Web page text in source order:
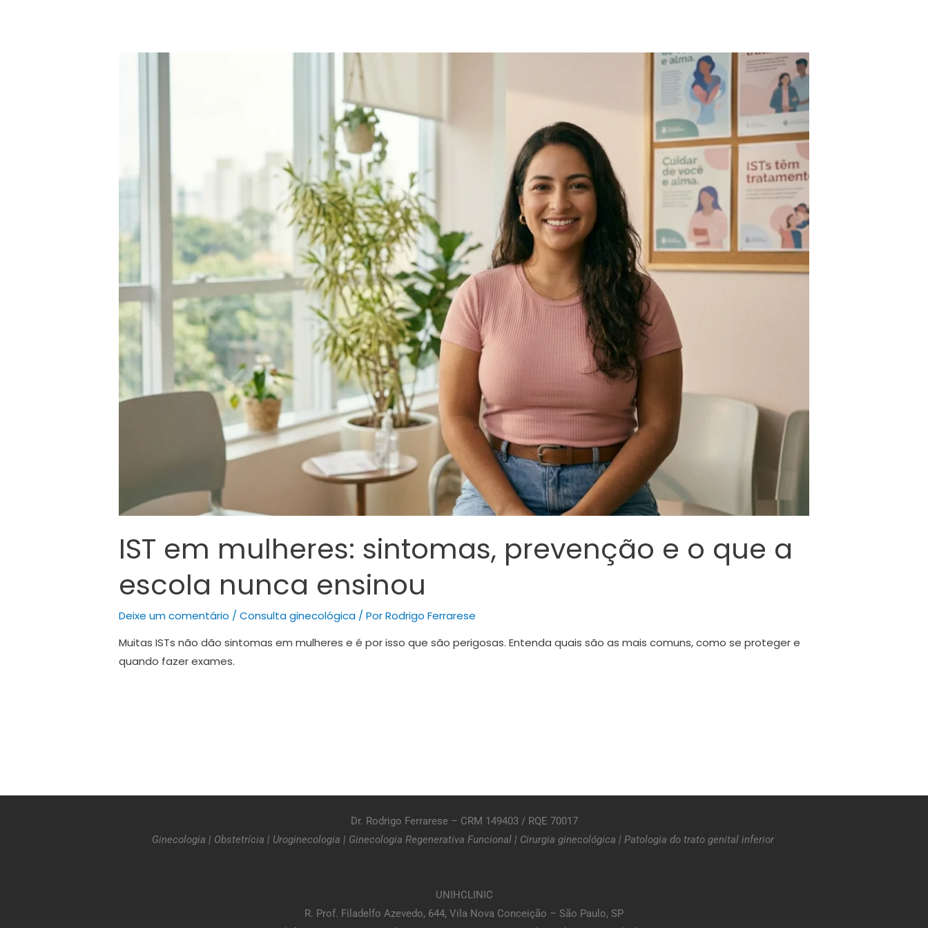
IST em mulheres: sintomas, prevenção e o que a
escola nunca ensinou
Deixe um comentário /Consulta ginecológica / PorRodrigo Ferrarese
Muitas ISTs não dão sintomas em mulheres e é por isso que são perigosas. Entenda quais são as mais comuns, como se proteger e
quando fazer exames.
Dr. Rodrigo Ferrarese – CRM 149403 / RQE 70017
Ginecologia | Obstetrícia | Uroginecologia | Ginecologia Regenerativa Funcional| Cirurgia ginecológica | Patologia do trato genital inferior
UNIHCLINIC
R. Prof. Filadelfo Azevedo, 644, Vila Nova Conceição – São Paulo, SP